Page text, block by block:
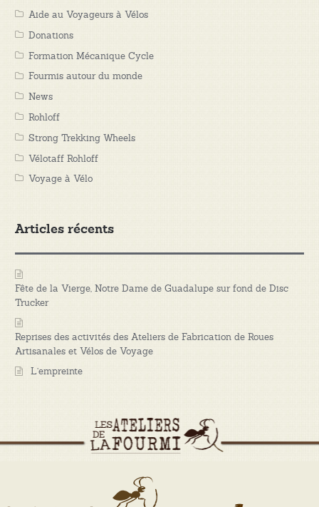
Aide au Voyageurs à Vélos
Donations
Formation Mécanique Cycle
Fourmis autour du monde
News
Rohloff
Strong Trekking Wheels
Vélotaff Rohloff
Voyage à Vélo
Articles récents
Fête de la Vierge, Notre Dame de Guadalupe sur fond de Disc
Trucker
Reprises des activités des Ateliers de Fabrication de Roues
Artisanales et Vélos de Voyage
L’empreinte